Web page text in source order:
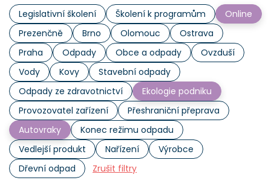
Legislativní školení Školení k programům
Online
Prezenčně
Brno Olomouc
Ostrava
Praha
Odpady Obce a odpady
Ovzduší
Vody
Kovy
Stavební odpady
Odpady ze zdravotnictví
Ekologie podniku
Provozovatel zařízení
Přeshraniční přeprava
Autovraky
Konec režimu odpadu
Vedlejší produkt
Nařízení
Výrobce
Dřevní odpad
Zrušit filtry